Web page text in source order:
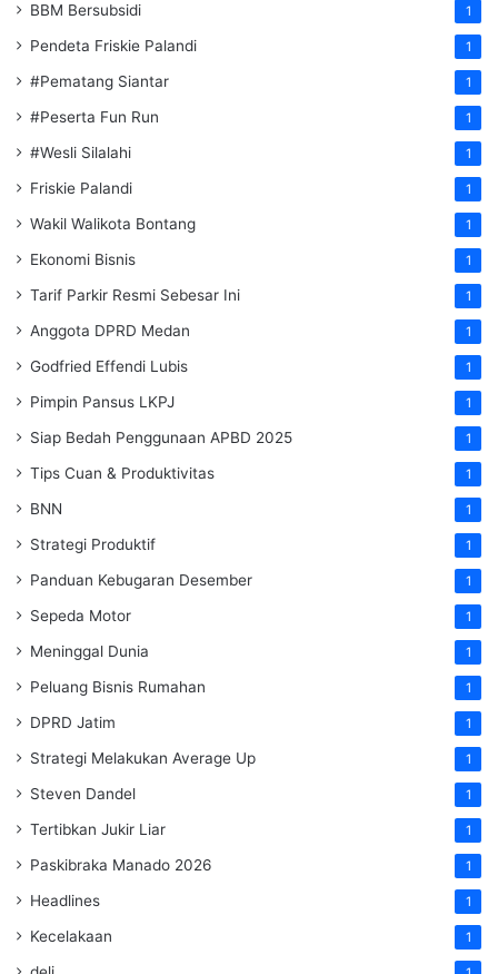
BBM Bersubsidi 1
Pendeta Friskie Palandi 1
#Pematang Siantar 1
#Peserta Fun Run 1
#Wesli Silalahi 1
Friskie Palandi 1
Wakil Walikota Bontang 1
Ekonomi Bisnis 1
Tarif Parkir Resmi Sebesar Ini 1
Anggota DPRD Medan 1
Godfried Effendi Lubis 1
Pimpin Pansus LKPJ 1
Siap Bedah Penggunaan APBD 2025 1
Tips Cuan & Produktivitas 1
BNN 1
Strategi Produktif 1
Panduan Kebugaran Desember 1
Sepeda Motor 1
Meninggal Dunia 1
Peluang Bisnis Rumahan 1
DPRD Jatim 1
Strategi Melakukan Average Up 1
Steven Dandel 1
Tertibkan Jukir Liar 1
Paskibraka Manado 2026 1
Headlines 1
Kecelakaan 1